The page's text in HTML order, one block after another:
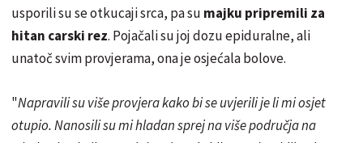
usporili su se otkucaji srca, pa su majku pripremili za
hitan carski rez. Pojačali su joj dozu epiduralne, ali
unatoč svim provjerama, ona je osjećala bolove.
"Napravili su više provjera kako bi se uvjerili je li mi osjet
otupio. Nanosili su mi hladan sprej na više područja na